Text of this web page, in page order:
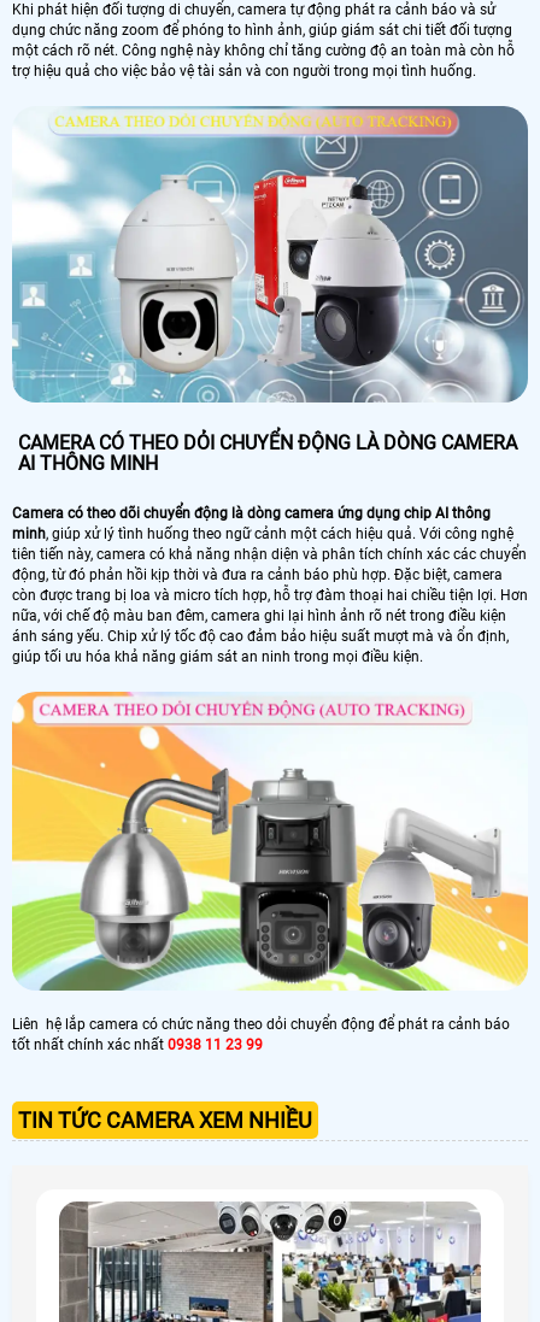
Khi phát hiện đối tượng di chuyển, camera tự động phát ra cảnh báo và sử
dụng chức năng zoom để phóng to hình ảnh, giúp giám sát chi tiết đối tượng
một cách rõ nét. Công nghệ này không chỉ tăng cường độ an toàn mà còn hỗ
trợ hiệu quả cho việc bảo vệ tài sản và con người trong mọi tình huống.
CAMERA CÓ THEO DỎI CHUYỂN ĐỘNG LÀ DÒNG CAMERA
AI THÔNG MINH
Camera có theo dõi chuyển động là dòng camera ứng dụng chip AI thông
minh, giúp xử lý tình huống theo ngữ cảnh một cách hiệu quả. Với công nghệ
tiên tiến này, camera có khả năng nhận diện và phân tích chính xác các chuyển
động, từ đó phản hồi kịp thời và đưa ra cảnh báo phù hợp. Đặc biệt, camera
còn được trang bị loa và micro tích hợp, hỗ trợ đàm thoại hai chiều tiện lợi. Hơn
nữa, với chế độ màu ban đêm, camera ghi lại hình ảnh rõ nét trong điều kiện
ánh sáng yếu. Chip xử lý tốc độ cao đảm bảo hiệu suất mượt mà và ổn định,
giúp tối ưu hóa khả năng giám sát an ninh trong mọi điều kiện.
Liên hệ lắp camera có chức năng theo dỏi chuyển động để phát ra cảnh báo
tốt nhất chính xác nhất 0938 11 23 99
TIN TỨC CAMERA XEM NHIỀU